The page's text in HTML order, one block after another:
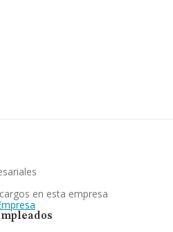
en esta empresa